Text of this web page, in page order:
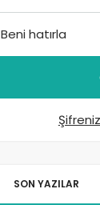
Beni hatırla
SON YAZILAR